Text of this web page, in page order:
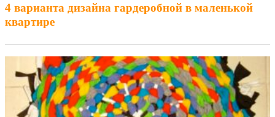
4 варианта дизайна гардеробной в маленькой
квартире